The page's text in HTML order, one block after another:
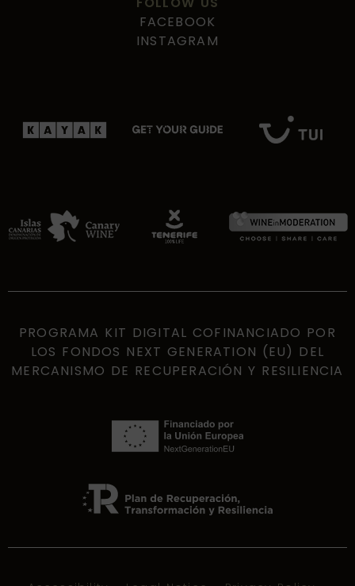
FACEBOOK
INSTAGRAM
PROGRAMA KIT DIGITAL COFINANCIADO POR
LOS FONDOS NEXT GENERATION (EU) DEL
MERCANISMO DE RECUPERACIÓN Y RESILIENCIA